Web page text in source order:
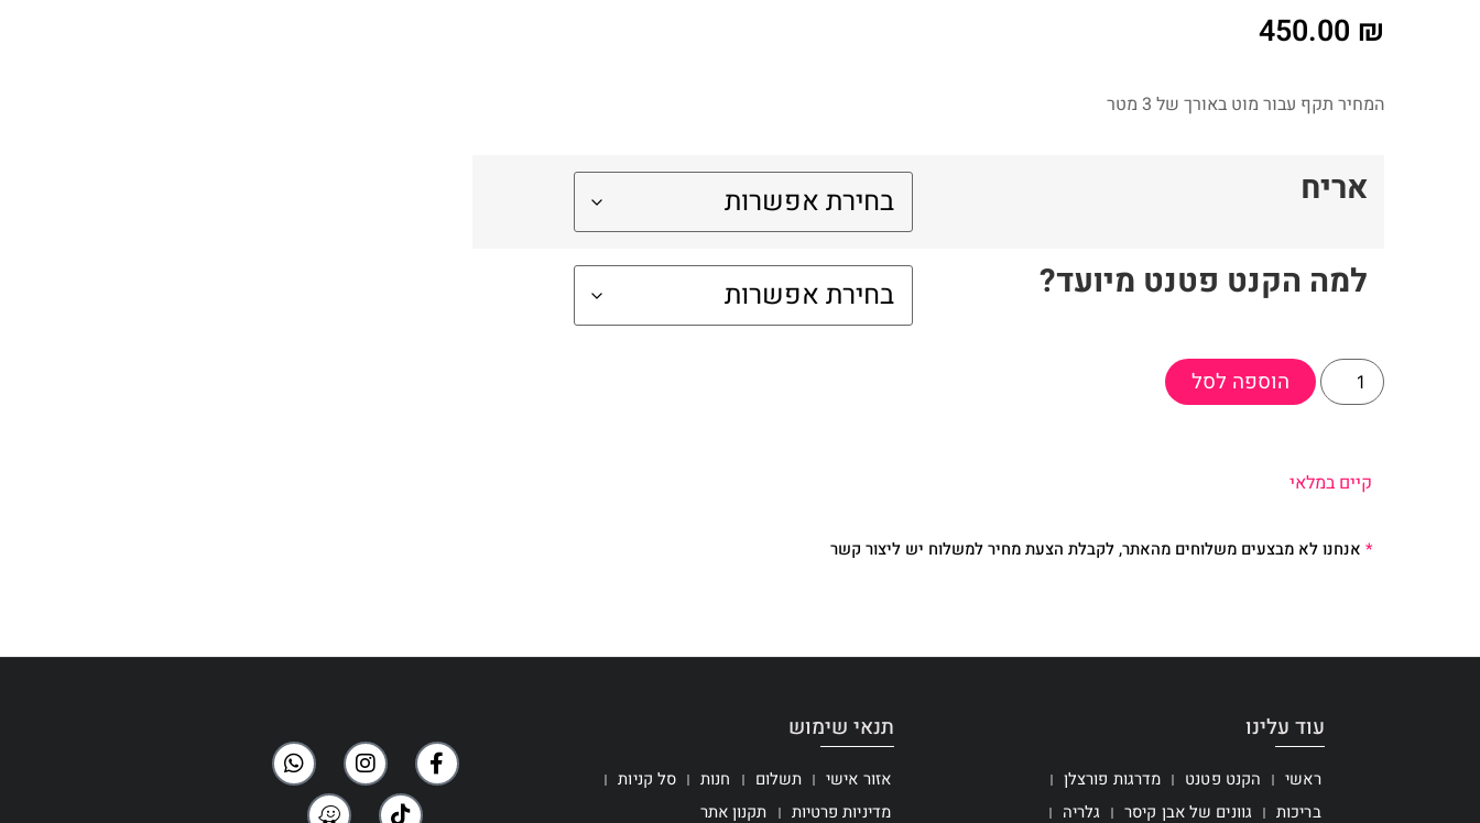
450.00 ₪
המחיר תקף עבור מוט באורך של 3 מטר
אריח
למה הקנט פטנט מיועד?
הוספה לסל
קיים במלאי
* אנחנו לא מבצעים משלוחים מהאתר, לקבלת הצעת מחיר למשלוח יש ליצור קשר
עוד עלינו
ראשי הקנט פטנט
מדרגות פורצלן
בריכות
גוונים של אבן קיסר גלריה
תנאי שימוש
אזור אישי תשלום חנות
סל קניות
מדיניות פרטיות
תקנון אתר